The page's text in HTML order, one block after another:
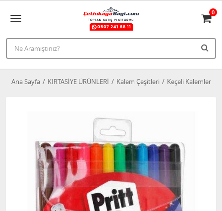
0
Ana Sayfa KIRTASİYE ÜRÜNLERİ Kalem Çeşitleri Keçeli Kalemler